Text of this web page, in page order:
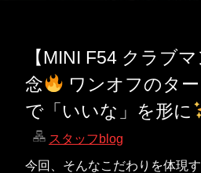
【MINI F54 クラブ
念
ワンオフのタ
で「いいな」を形に
スタッフblog
今回、そんなこだわりを体現